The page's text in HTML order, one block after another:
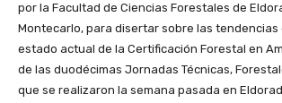
por la Facultad de Ciencias Forestales de
Montecarlo, para disertar sobre las tendencias
estado actual de la Certificación Forestal en
de las duodécimas Jornadas Técnicas,
que se realizaron la semana pasada en